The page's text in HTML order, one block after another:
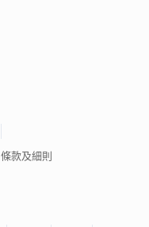
條款及細則